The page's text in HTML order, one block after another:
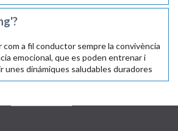
com a fil conductor sempre la convivència
emocional, que es poden entrenar i
unes dinámiques saludables duradores